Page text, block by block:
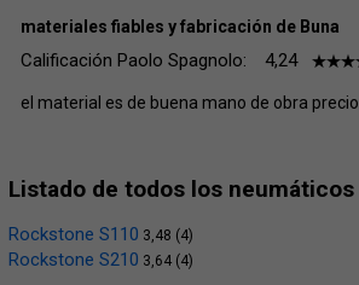
materiales fiables y fabricación de Buna
Calificación Paolo Spagnolo: 4,24
el material es de buena mano de obra
Listado de todos los
Rockstone S110 3,48 (4)
Rockstone S210 3,64 (4)